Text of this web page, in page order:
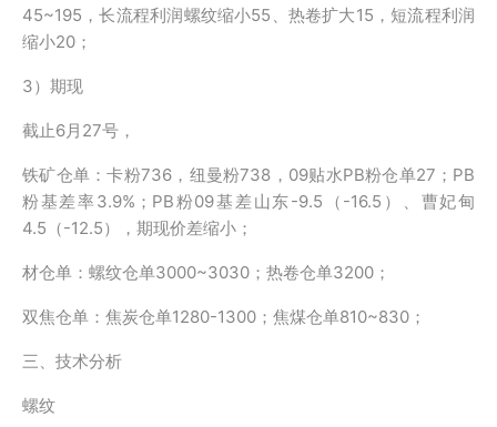
45~195，长流程利润螺纹缩小55、热卷扩大15，短流程利润
缩小20；
3）期现
截止6月27号，
铁矿仓单：卡粉736，纽曼粉738，09贴水PB粉仓单27；PB
粉基差率3.9%；PB粉09基差山东-9.5（-16.5）、曹妃甸
4.5（-12.5），期现价差缩小；
材仓单：螺纹仓单3000~3030；热卷仓单3200；
双焦仓单：焦炭仓单1280-1300；焦煤仓单810~830；
三、技术分析
螺纹